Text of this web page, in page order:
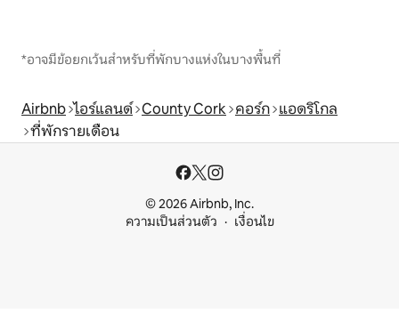
*อาจมีข้อยกเว้นสำหรับที่พักบางแห่งในบางพื้นที่
Airbnb ไอร์แลนด์ County Cork คอร์ก แอดริโกล
ที่พักรายเดือน
© 2026 Airbnb, Inc.
ความเป็นส่วนตัว
เงื่อนไข